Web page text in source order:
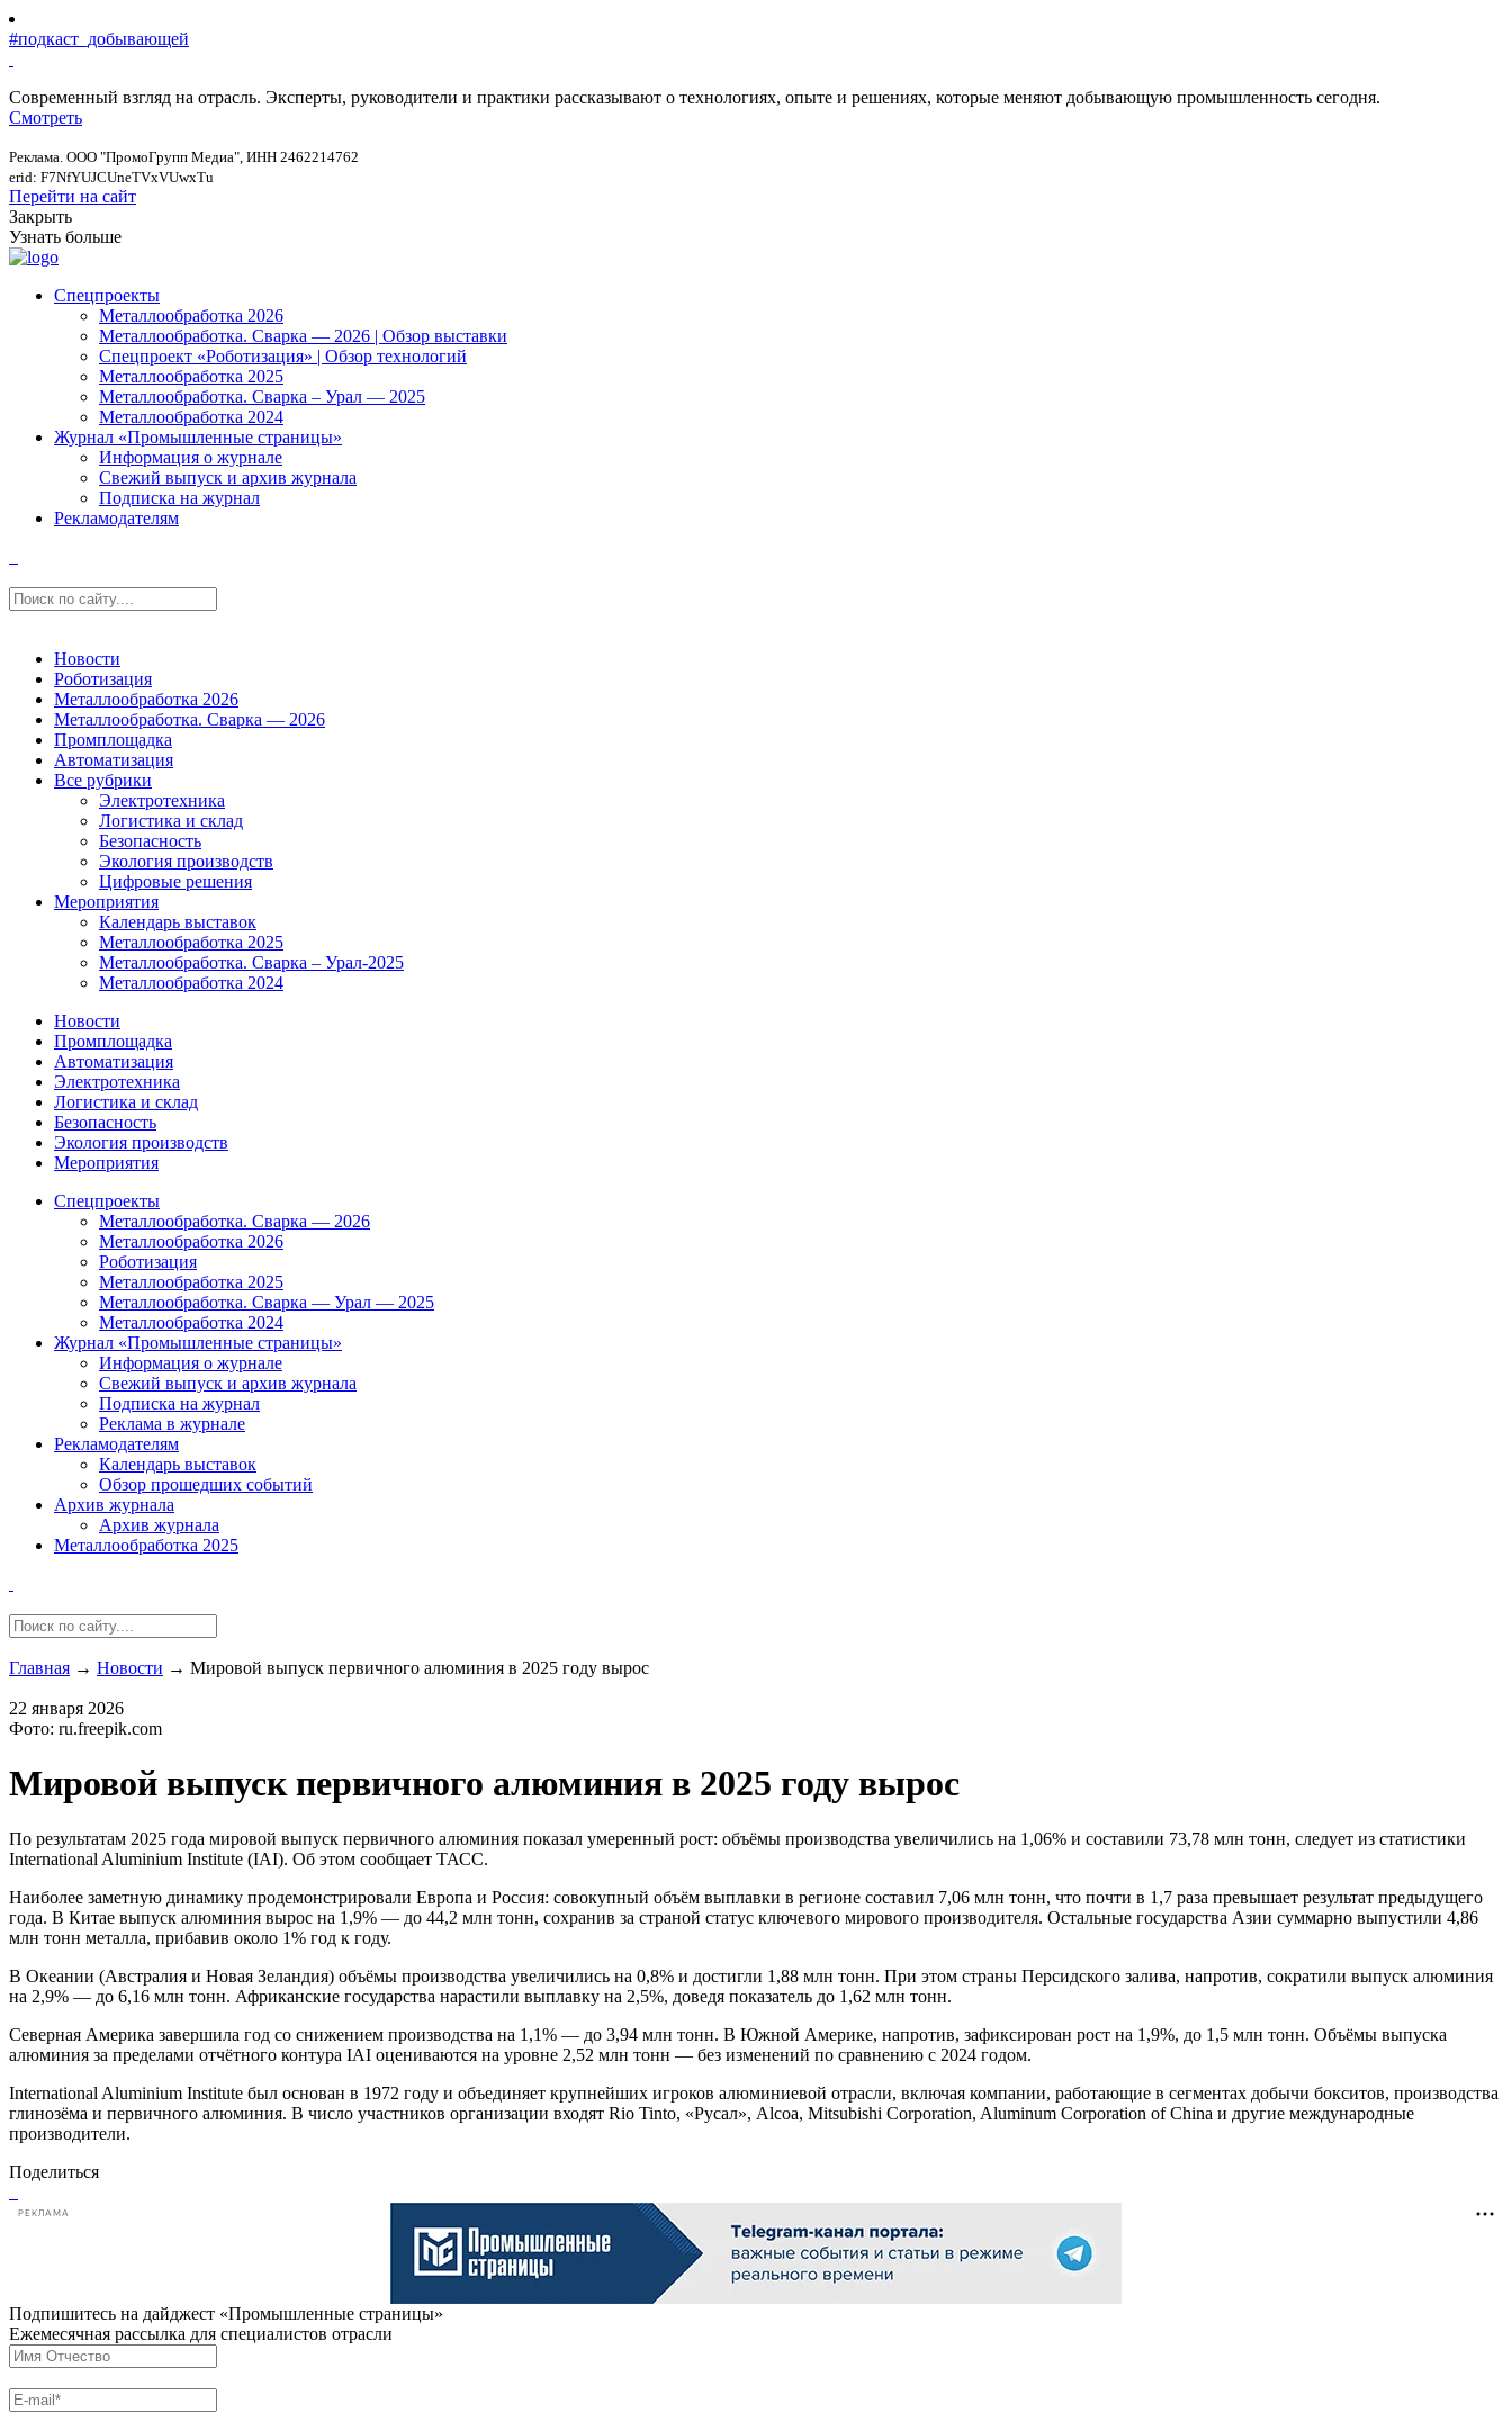
#подкаст_добывающей
Современный взгляд на отрасль. Эксперты, руководители и практики рассказывают о технологиях, опыте и решениях, которые меняют добывающую промышленность сегодня.
Смотреть
Реклама. ООО "ПромоГрупп Медиа", ИНН 2462214762
erid: F7NfYUJCUneTVxVUwxTu
Перейти на сайт
Закрыть
Узнать больше
Спецпроекты
Металлообработка 2026
Металлообработка. Сварка — 2026 | Обзор выставки
Спецпроект «Роботизация» | Обзор технологий
Металлообработка 2025
Металлообработка. Сварка – Урал — 2025
Металлообработка 2024
Журнал «Промышленные страницы»
Информация о журнале
Свежий выпуск и архив журнала
Подписка на журнал
Рекламодателям
Новости
Роботизация
Металлообработка 2026
Металлообработка. Сварка — 2026
Промплощадка
Автоматизация
Все рубрики
Электротехника
Логистика и склад
Безопасность
Экология производств
Цифровые решения
Мероприятия
Календарь выставок
Металлообработка 2025
Металлообработка. Сварка – Урал-2025
Металлообработка 2024
Новости
Промплощадка
Автоматизация
Электротехника
Логистика и склад
Безопасность
Экология производств
Мероприятия
Спецпроекты
Металлообработка. Сварка — 2026
Металлообработка 2026
Роботизация
Металлообработка 2025
Металлообработка. Сварка — Урал — 2025
Металлообработка 2024
Журнал «Промышленные страницы»
Информация о журнале
Свежий выпуск и архив журнала
Подписка на журнал
Реклама в журнале
Рекламодателям
Календарь выставок
Обзор прошедших событий
Архив журнала
Архив журнала
Металлообработка 2025
Главная → Новости → Мировой выпуск первичного алюминия в 2025 году вырос
22 января 2026
Фото: ru.freepik.com
Мировой выпуск первичного алюминия в 2025 году вырос
По результатам 2025 года мировой выпуск первичного алюминия показал умеренный рост: объёмы производства увеличились на 1,06% и составили 73,78 млн тонн, следует из статистики
International Aluminium Institute (IAI). Об этом сообщает ТАСС.
Наиболее заметную динамику продемонстрировали Европа и Россия: совокупный объём выплавки в регионе составил 7,06 млн тонн, что почти в 1,7 раза превышает результат предыдущего
года. В Китае выпуск алюминия вырос на 1,9% — до 44,2 млн тонн, сохранив за страной статус ключевого мирового производителя. Остальные государства Азии суммарно выпустили 4,86
млн тонн металла, прибавив около 1% год к году.
В Океании (Австралия и Новая Зеландия) объёмы производства увеличились на 0,8% и достигли 1,88 млн тонн. При этом страны Персидского залива, напротив, сократили выпуск алюминия
на 2,9% — до 6,16 млн тонн. Африканские государства нарастили выплавку на 2,5%, доведя показатель до 1,62 млн тонн.
Северная Америка завершила год со снижением производства на 1,1% — до 3,94 млн тонн. В Южной Америке, напротив, зафиксирован рост на 1,9%, до 1,5 млн тонн. Объёмы выпуска
алюминия за пределами отчётного контура IAI оцениваются на уровне 2,52 млн тонн — без изменений по сравнению с 2024 годом.
International Aluminium Institute был основан в 1972 году и объединяет крупнейших игроков алюминиевой отрасли, включая компании, работающие в сегментах добычи бокситов, производства
глинозёма и первичного алюминия. В число участников организации входят Rio Tinto, «Русал», Alcoa, Mitsubishi Corporation, Aluminum Corporation of China и другие международные
производители.
Поделиться
РЕКЛАМА
Подпишитесь на дайджест «Промышленные страницы»
Ежемесячная рассылка для специалистов отрасли